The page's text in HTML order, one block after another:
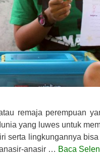
remaja perempuan
yang luwes untuk
serta lingkungannya
anasir … Baca